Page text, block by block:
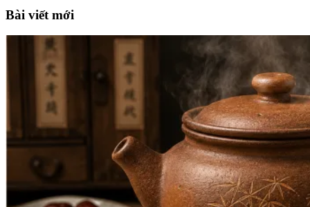
Bài viết mới